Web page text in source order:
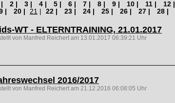
2 | 3 | 4 | 5 | 6 | 7 | 8 | 9 | 10 | 11 | 12 |
|
20 | 21 22 | 23 | 24 | 25 | 26 | 27 | 28 |
WT - ELTERNTRAINING, 21.01.2017
von Manfred Reichert am 13.01.2017 06:39:21 Uhr
2016/2017
von Manfred Reichert am 21.12.2016 06:08:05 Uhr